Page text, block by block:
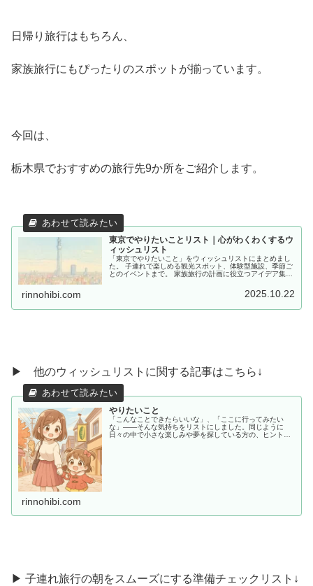
日帰り旅行はもちろん、
家族旅行にもぴったりのスポットが揃っています。
今回は、
栃木県でおすすめの旅行先9か所をご紹介します。
東京でやりたいことリスト｜心がわくわくするウ
ィッシュリスト
「東京でやりたいこと」をウィッシュリストにまとめまし
た。 子連れで楽しめる観光スポット、体験型施設、季節ご
とのイベントまで。 家族旅行の計画に役立つアイデア集で
rinnohibi.com 2025.10.22
▶ 他のウィッシュリストに関する記事はこちら↓
やりたいこと
「こんなことできたらいいな」、「ここに行ってみたい
な」——そんな気持ちをリストにしました。同じように
日々の中で小さな楽しみや夢を探している方の、ヒントや
rinnohibi.com
▶ 子連れ旅行の朝をスムーズにする準備チェックリスト↓